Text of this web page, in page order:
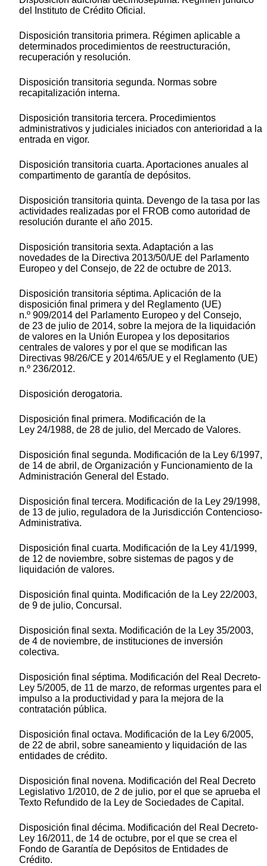
del Instituto de Crédito Oficial.
Disposición transitoria primera. Régimen aplicable a
determinados procedimientos de reestructuración,
recuperación y resolución.
Disposición transitoria segunda. Normas sobre
recapitalización interna.
Disposición transitoria tercera. Procedimientos
administrativos y judiciales iniciados con anterioridad a la
entrada en vigor.
Disposición transitoria cuarta. Aportaciones anuales al
compartimento de garantía de depósitos.
Disposición transitoria quinta. Devengo de la tasa por las
actividades realizadas por el FROB como autoridad de
resolución durante el año 2015.
Disposición transitoria sexta. Adaptación a las
novedades de la Directiva 2013/50/UE del Parlamento
Europeo y del Consejo, de 22 de octubre de 2013.
Disposición transitoria séptima. Aplicación de la
disposición final primera y del Reglamento (UE)
n.º 909/2014 del Parlamento Europeo y del Consejo,
de 23 de julio de 2014, sobre la mejora de la liquidación
de valores en la Unión Europea y los depositarios
centrales de valores y por el que se modifican las
Directivas 98/26/CE y 2014/65/UE y el Reglamento (UE)
n.º 236/2012.
Disposición derogatoria.
Disposición final primera. Modificación de la
Ley 24/1988, de 28 de julio, del Mercado de Valores.
Disposición final segunda. Modificación de la Ley 6/1997,
de 14 de abril, de Organización y Funcionamiento de la
Administración General del Estado.
Disposición final tercera. Modificación de la Ley 29/1998,
de 13 de julio, reguladora de la Jurisdicción Contencioso-
Administrativa.
Disposición final cuarta. Modificación de la Ley 41/1999,
de 12 de noviembre, sobre sistemas de pagos y de
liquidación de valores.
Disposición final quinta. Modificación de la Ley 22/2003,
de 9 de julio, Concursal.
Disposición final sexta. Modificación de la Ley 35/2003,
de 4 de noviembre, de instituciones de inversión
colectiva.
Disposición final séptima. Modificación del Real Decreto-
Ley 5/2005, de 11 de marzo, de reformas urgentes para el
impulso a la productividad y para la mejora de la
contratación pública.
Disposición final octava. Modificación de la Ley 6/2005,
de 22 de abril, sobre saneamiento y liquidación de las
entidades de crédito.
Disposición final novena. Modificación del Real Decreto
Legislativo 1/2010, de 2 de julio, por el que se aprueba el
Texto Refundido de la Ley de Sociedades de Capital.
Disposición final décima. Modificación del Real Decreto-
Ley 16/2011, de 14 de octubre, por el que se crea el
Fondo de Garantía de Depósitos de Entidades de
Crédito.